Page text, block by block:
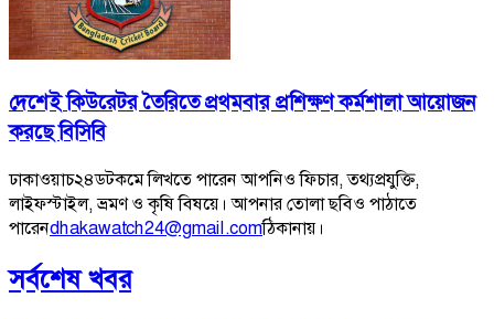
দেশেই কিউরেটর তৈরিতে প্রথমবার প্রশিক্ষণ কর্মশালা আয়োজন
করছে বিসিবি
ঢাকাওয়াচ২৪ডটকমে লিখতে পারেন আপনিও ফিচার, তথ্যপ্রযুক্তি,
লাইফস্টাইল, ভ্রমণ ও কৃষি বিষয়ে। আপনার তোলা ছবিও পাঠাতে
পারেনdhakawatch24@gmail.comঠিকানায়।
সর্বশেষ খবর